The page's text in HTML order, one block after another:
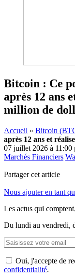
Bitcoin : Ce
après 12 ans
million de
Accueil » Bitcoin
après 12 ans et
07 juillet 2026 à 11:00
Marchés Financiers
Partager cet article
Nous ajouter en tant
Les actus qui
Du lundi au vendredi,
Oui, j'accepte de
confidentialité.